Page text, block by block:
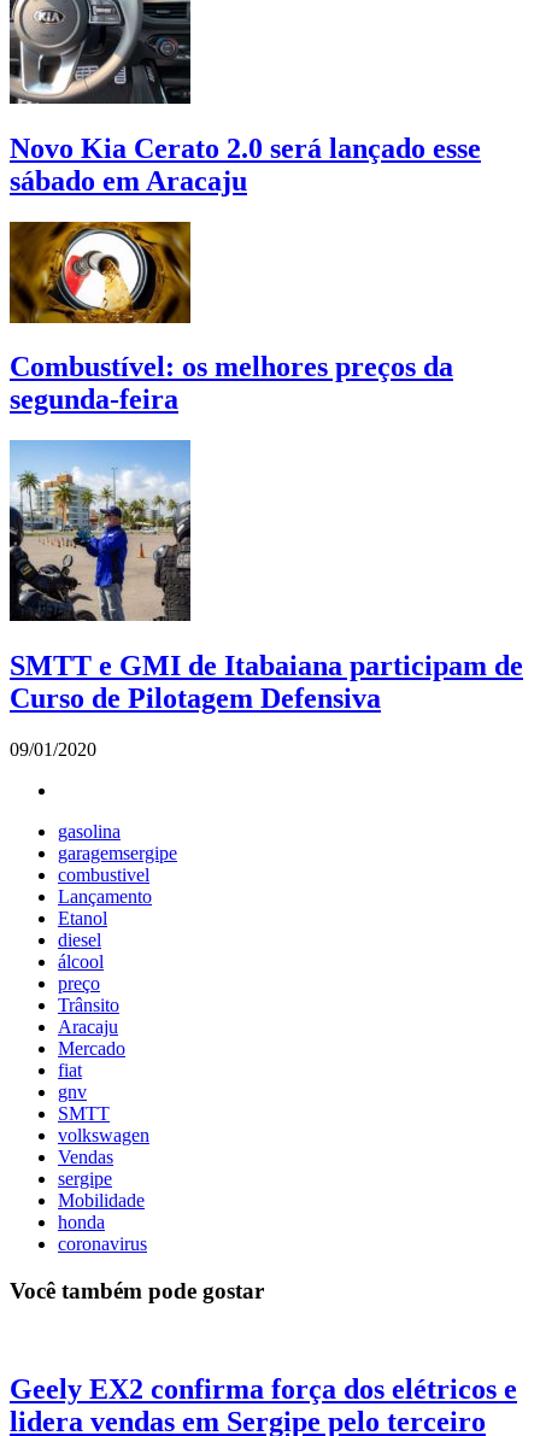
Novo Kia Cerato 2.0 será lançado esse
sábado em Aracaju
Combustível: os melhores preços da
segunda-feira
SMTT e GMI de Itabaiana participam de
Curso de Pilotagem Defensiva
09/01/2020
gasolina
garagemsergipe
combustivel
Lançamento
Etanol
diesel
álcool
preço
Trânsito
Aracaju
Mercado
fiat
gnv
SMTT
volkswagen
Vendas
sergipe
Mobilidade
honda
coronavirus
Você também pode gostar
Geely EX2 confirma força dos elétricos e
lidera vendas em Sergipe pelo terceiro